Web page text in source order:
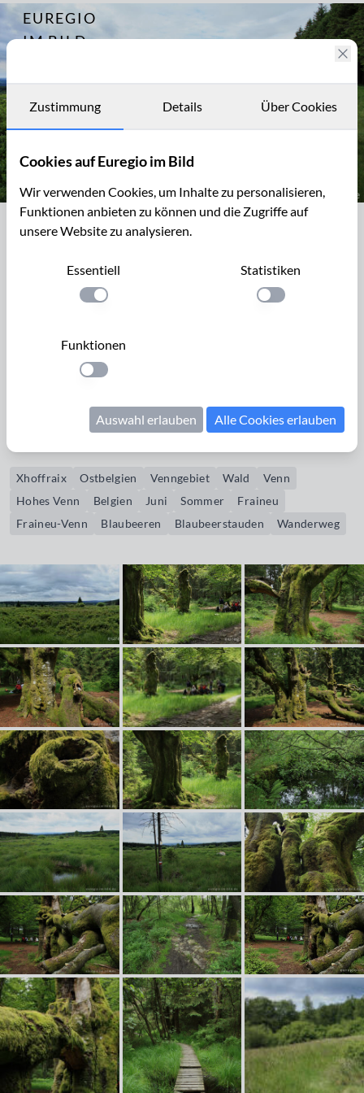
EUREGIO
IM BILD
Archiv
Kontakt
Archiv
Wanderweg im Fraineu Venn, Hohes Venn bei Xhoffraix
Wanderweg im Fraineu Venn, Hohes
Ein abwechslungsreicher Wanderweg führt von Xhoffraix
mit einem gelben Kreuz markiert und 12 km lang. Xhoffraix
liegt in Belgien am südlichen Rand des Hohen Venn.
Xhoffraix Ostbelgien Venngebiet Wald
Venn
Hohes Venn
Belgien Juni Sommer
Fraineu
Fraineu-Venn
Blaubeeren Blaubeerstauden Wanderweg
Zustimmung Details Über Cookies
Cookies auf Euregio im Bild
Wir verwenden Cookies, um Inhalte zu personalisieren,
Funktionen anbieten zu können und die Zugriffe auf
unsere Website zu analysieren.
Essentiell
Einstellung anwenden
Statistiken
Einstellung
Funktionen
Einstellung anwenden
Auswahl erlauben Alle Cookies erlauben